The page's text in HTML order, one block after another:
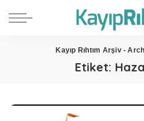
Kayıp Rıhtım Arşiv -
Etiket: